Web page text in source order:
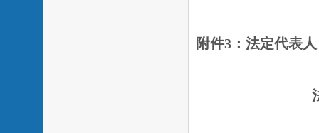
附件3 ：法定代表